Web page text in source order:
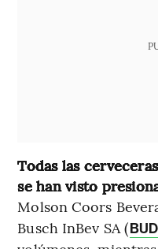
Todas las
se han visto
Molson Coors
Busch InBev SA (BUD